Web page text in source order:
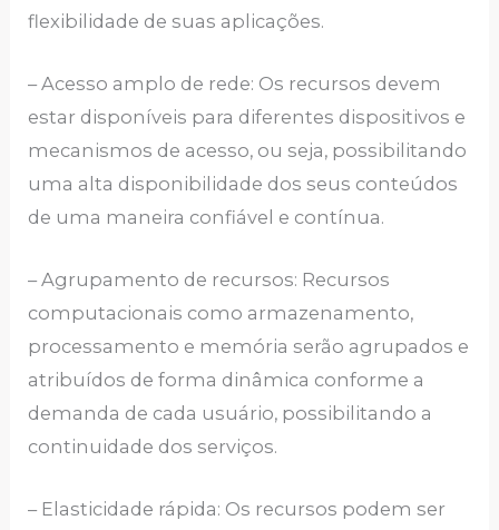
flexibilidade de suas aplicações.
– Acesso amplo de rede: Os recursos devem
estar disponíveis para diferentes dispositivos e
mecanismos de acesso, ou seja, possibilitando
uma alta disponibilidade dos seus conteúdos
de uma maneira confiável e contínua.
– Agrupamento de recursos: Recursos
computacionais como armazenamento,
processamento e memória serão agrupados e
atribuídos de forma dinâmica conforme a
demanda de cada usuário, possibilitando a
continuidade dos serviços.
– Elasticidade rápida: Os recursos podem ser